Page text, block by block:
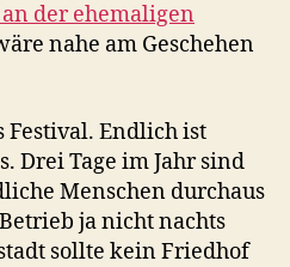
der ehemaligen
nahe am Geschehen
Festival. Endlich ist
Drei Tage im Jahr sind
Menschen durchaus
ja nicht nachts
sollte kein Friedhof